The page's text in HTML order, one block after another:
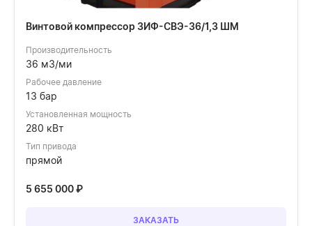
Винтовой компрессор ЗИФ-СВЭ-36/1,3 ШМ
Производительность
36 м3/ми
Рабочее давление
13 бар
Установленная мощность
280 кВт
Тип привода
прямой
5 655 000₽
ЗАКАЗАТЬ